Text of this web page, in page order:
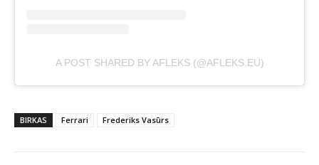
A POST SHARED BY AFLEKS (@AFLEKS.EU)
BIRKAS Ferrari Frederiks Vasūrs